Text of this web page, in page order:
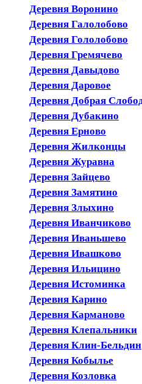
Деревня Воронино
Деревня Галолобово
Деревня Гололобово
Деревня Гремячево
Деревня Давыдово
Деревня Даровое
Деревня Добрая
Деревня Дубакино
Деревня Ерново
Деревня Жилконцы
Деревня Журавна
Деревня Зайцево
Деревня Замятино
Деревня Злыхино
Деревня Иванчиково
Деревня Иваньшево
Деревня Ивашково
Деревня Ильицино
Деревня Истоминка
Деревня Карино
Деревня Карманово
Деревня Клепальники
Деревня Клин-Бельдин
Деревня Кобылье
Деревня Козловка